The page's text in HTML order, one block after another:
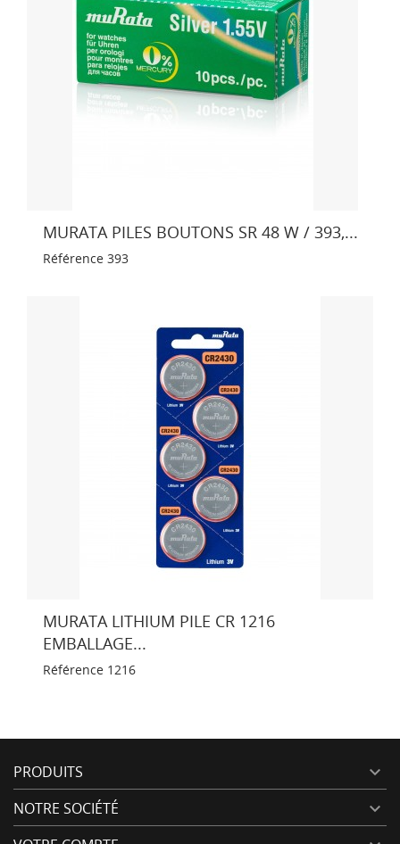
MURATA PILES BOUTONS SR 48 W / 393,...
Référence 393
MURATA LITHIUM PILE CR 1216
EMBALLAGE...
Référence 1216
PRODUITS 
NOTRE SOCIÉTÉ 